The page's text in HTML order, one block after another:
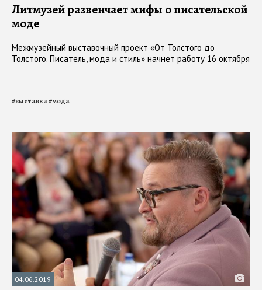
Литмузей развенчает мифы о писательской
моде
Межмузейный выставочный проект «От Толстого до
Толстого. Писатель, мода и стиль» начнет работу 16 октября
#выставка#мода
04.06.2019